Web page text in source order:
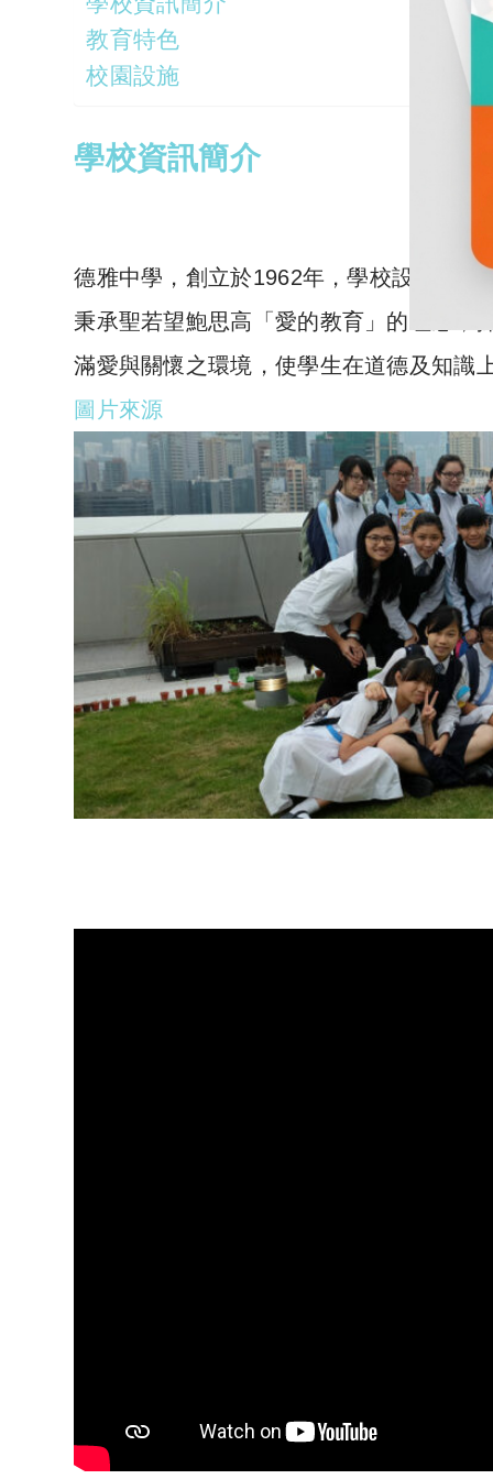
教育特色
校園設施
學校資訊簡介
德雅中學， 創立於1962年 ，學校設有中
秉承聖若望鮑思高「愛的教育」的理念，
滿愛與關懷之環境，使學生在道德及知識
圖片來源